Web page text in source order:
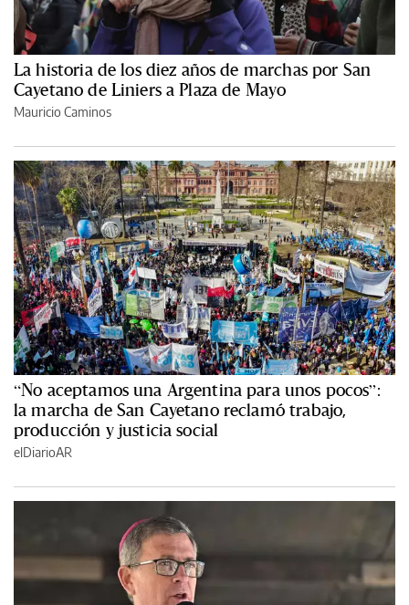
La historia de los diez años de marchas por San
Cayetano de Liniers a Plaza de Mayo
Mauricio Caminos
“No aceptamos una Argentina para unos pocos”:
la marcha de San Cayetano reclamó trabajo,
producción y justicia social
elDiarioAR